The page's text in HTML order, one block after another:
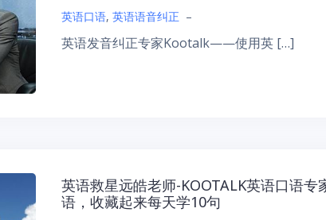
英语口语, 英语语音纠正 –
英语发音纠正专家Kootalk——使用英 […]
英语救星远皓老师-KOOTALK英语口语
语，收藏起来每天学10句